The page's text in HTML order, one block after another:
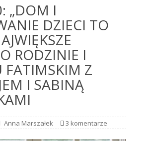
„DOM I
DZIECI TO
RODZINIE I
FATIMSKIM Z
I SABINĄ
Anna Marszałek 3 komentarze